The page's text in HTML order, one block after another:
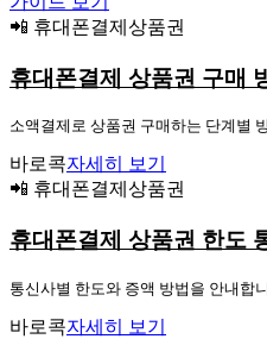
📲 휴대폰결제상품권
휴대폰결제 상품권 구매
소액결제로 상품권 구매하는 단계별
바로콕자세히 보기
📲 휴대폰결제상품권
휴대폰결제 상품권 한도
통신사별 한도와 증액 방법을 안내합
바로콕자세히 보기